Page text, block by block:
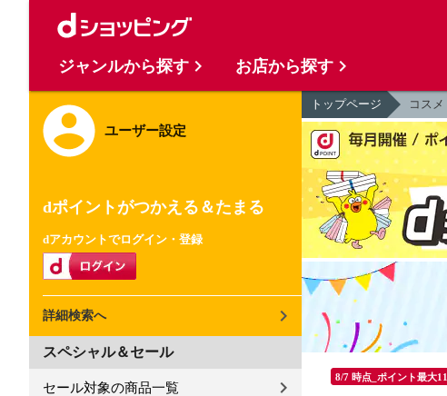
ユーザー設定
dポイントがつかえる＆たまる
dアカウントでログイン・登録
詳細検索へ
スペシャル＆セール
セール対象の商品一覧
トップページ コス
8/7 時点_ポイント最大
ジャンルから探す お店から探す